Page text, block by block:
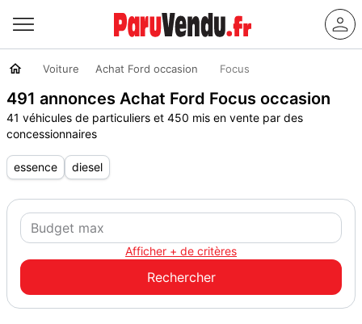
Voiture Achat Ford occasion Focus
491 annonces Achat Ford Focus occasion
41 véhicules de particuliers et 450 mis en vente par des
concessionnaires
essence diesel
Afficher + de critères